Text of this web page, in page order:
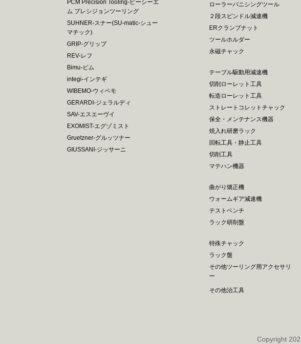
PCM Precision Tooling-ピーシーエ
ム プレシジョンツーリング
SUHNER-スナー(SU-matic-シュー
マチック)
GRIP-グリップ
REV-レフ
Bimu-ビム
integi-インテギ
WIBEMO-ウィベモ
GERARDI-ジェラルディ
SAV-エスエーヴイ
EXOMIST-エグゾミスト
Gruetzner-グルッツナー
GIUSSANI-ジッサーニ
ローラーバニシングツール
２段スピンドル減速機
ERクランプナット
ツールホルダー
永磁チャック
テーブル駆動用減速機
切削ローレット工具
転造ローレット工具
ストレートコレットチャック
保全・メンテナンス機器
焼入れ研磨ラック
回転工具・静止工具
切削工具
マテハン機器
曲がり矯正機
ウォームギア減速機
テストベンチ
ラック研削盤
特殊チャック
ラック盤
その他ツーリング用アクセサリ
ー
その他治工具
Copyright